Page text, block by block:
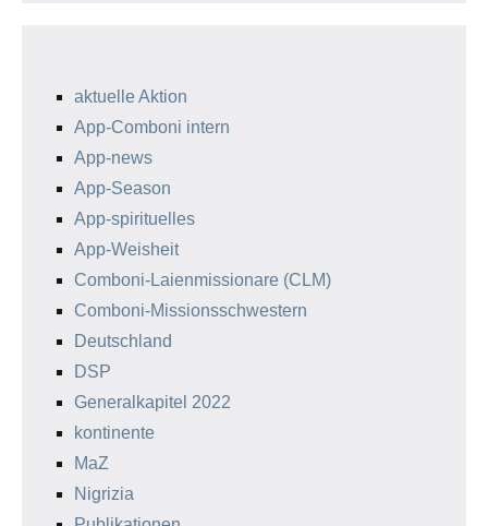
aktuelle Aktion
App-Comboni intern
App-news
App-Season
App-spirituelles
App-Weisheit
Comboni-Laienmissionare (CLM)
Comboni-Missionsschwestern
Deutschland
DSP
Generalkapitel 2022
kontinente
MaZ
Nigrizia